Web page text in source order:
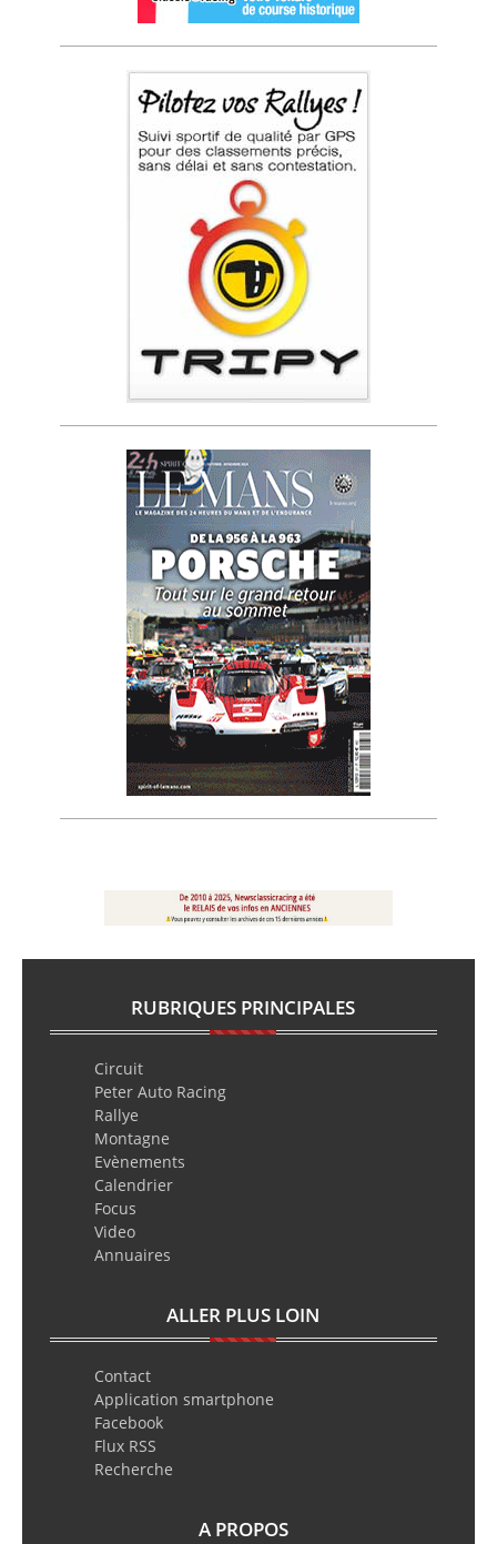
RUBRIQUES PRINCIPALES
Circuit
Peter Auto Racing
Rallye
Montagne
Evènements
Calendrier
Focus
Video
Annuaires
ALLER PLUS LOIN
Contact
Application smartphone
Facebook
Flux RSS
Recherche
A PROPOS